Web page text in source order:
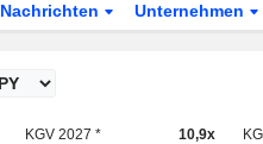
Nachrichten Unternehmen
KGV 2027 * 10,9x